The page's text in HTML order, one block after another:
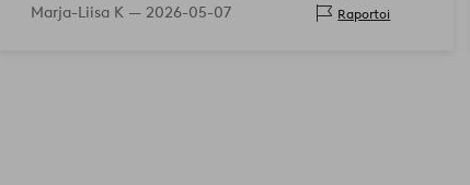
Marja-Liisa K — 2026-05-07 Raportoi